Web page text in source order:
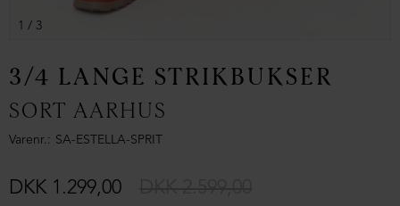
1 / 3
3/4 LANGE STRIKBUKSER
SORT AARHUS
Varenr. SA-ESTELLA-SPRIT
DKK 1.299,00